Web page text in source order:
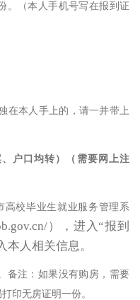
。（本人手机号写在报到证
在本人手上的，请一并带上
户口均转）（需要网上注
高校毕业生就业服务管理系
），进入“报到
本人相关信息。
备注：如果没有购房，需要
印无房证明一份。